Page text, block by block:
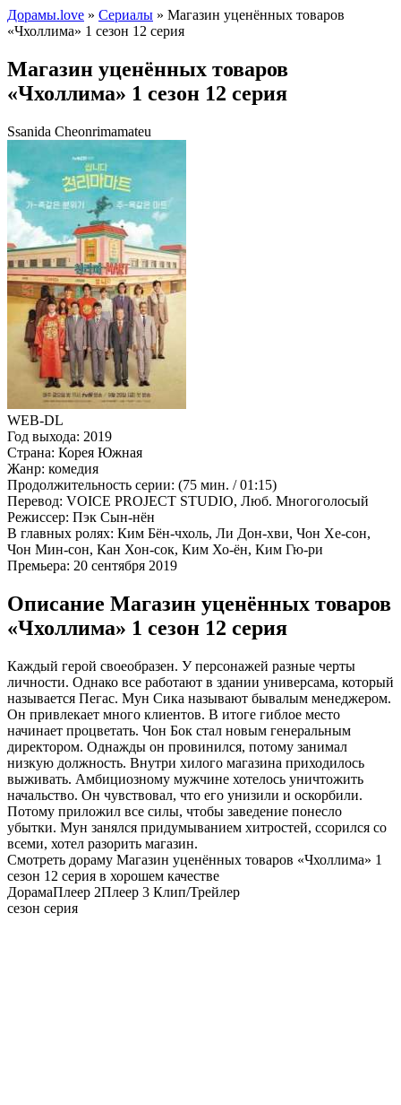
Дорамы.love » Сериалы » Магазин уценённых товаров
«Чхоллима» 1 сезон 12 серия
Магазин уценённых товаров
«Чхоллима» 1 сезон 12 серия
Ssanida Cheonrimamateu
WEB-DL
Год выхода: 2019
Страна: Корея Южная
Жанр: комедия
Продолжительность серии: (75 мин. / 01:15)
Перевод: VOICE PROJECT STUDIO, Люб. Многоголосый
Режиссер: Пэк Сын-нён
В главных ролях: Ким Бён-чхоль, Ли Дон-хви, Чон Хе-сон,
Чон Мин-сон, Кан Хон-сок, Ким Хо-ён, Ким Гю-ри
Премьера: 20 сентября 2019
Описание Магазин уценённых товаров
«Чхоллима» 1 сезон 12 серия
Каждый герой своеобразен. У персонажей разные черты
личности. Однако все работают в здании универсама, который
называется Пегас. Мун Сика называют бывалым менеджером.
Он привлекает много клиентов. В итоге гиблое место
начинает процветать. Чон Бок стал новым генеральным
директором. Однажды он провинился, потому занимал
низкую должность. Внутри хилого магазина приходилось
выживать. Амбициозному мужчине хотелось уничтожить
начальство. Он чувствовал, что его унизили и оскорбили.
Потому приложил все силы, чтобы заведение понесло
убытки. Мун занялся придумыванием хитростей, ссорился со
всеми, хотел разорить магазин.
Смотреть дораму Магазин уценённых товаров «Чхоллима» 1
сезон 12 серия в хорошем качестве
ДорамаПлеер 2Плеер 3 Клип/Трейлер
сезон серия